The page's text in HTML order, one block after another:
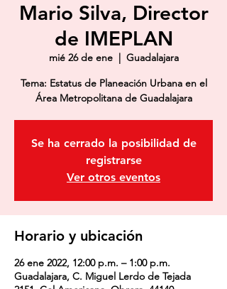
Mario Silva, Director
de IMEPLAN
mié 26 de ene
  |
Guadalajara
Tema: Estatus de Planeación Urbana en el
Área Metropolitana de Guadalajara
Se ha cerrado la posibilidad de
registrarse
Ver otros eventos
Horario y ubicación
26 ene 2022, 12:00 p.m. – 1:00 p.m.
Guadalajara, C. Miguel Lerdo de Tejada